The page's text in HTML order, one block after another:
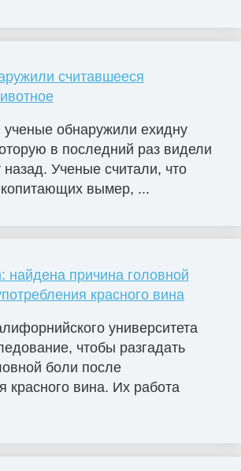
считавшееся
обнаружили ехидну
в последний раз видели
назад. Ученые считали, что
вымер, ...
найдена причина головной
красного вина
университета
чтобы разгадать
боли после
красного вина. Их работа